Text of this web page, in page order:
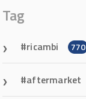
Tag
ricambi 770
aftermarket